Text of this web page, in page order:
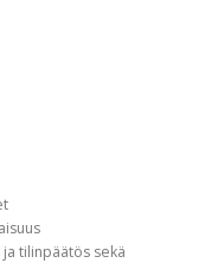
tilinpäätös sekä